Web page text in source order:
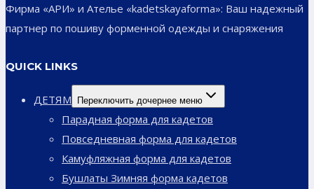
Фирма «АРИ» и Ателье «kadetskayaforma»: Ваш надежный
партнер по пошиву форменной одежды и снаряжения
QUICK LINKS
ДЕТЯМ Переключить дочернее меню
Парадная форма для кадетов
Повседневная форма для кадетов
Камуфляжная форма для кадетов
Бушлаты Зимняя форма кадетов